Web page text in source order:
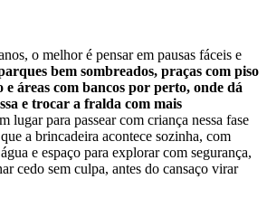
o melhor é pensar em pausas fáceis e
bem sombreados, praças com piso
áreas com bancos por perto, onde dá
e trocar a fralda com mais
lugar para passear com criança nessa fase
a brincadeira acontece sozinha, com
e espaço para explorar com segurança,
cedo sem culpa, antes do cansaço virar